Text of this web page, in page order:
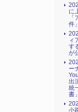
に
件
ィ
す
が
ー
出
統
書」
小